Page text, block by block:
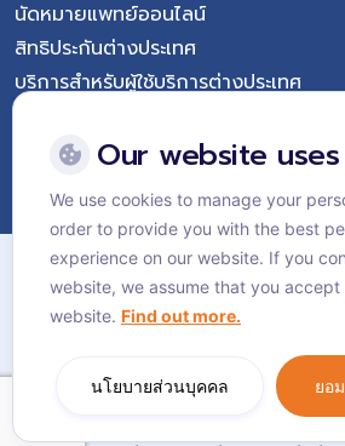
นัดหมายแพทย์ออนไลน์
สิทธิประกันต่างประเทศ
บริการสำหรับผู้ใช้บริการต่างประเทศ
Follow Vejthani
แผนผังเว็บไซต์
นโยบายส่วนบุคคล
© Vejthani International Hospital |
Language:
Our website
We use cookies to manage your
order to provide you with the best
experience on our website. If you
website, we assume that you accept
website. Find out more.
ยอ
นโยบายส่วนบุคคล